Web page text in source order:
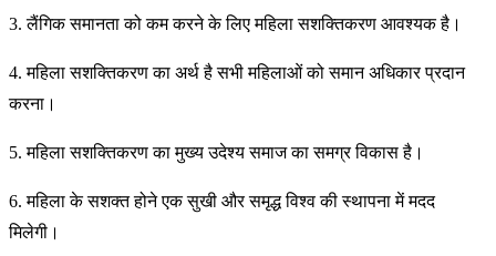
3. लैंगिक समानता को कम करने के लिए महिला सशक्तिकरण आवश्यक है।
4. महिला सशक्तिकरण का अर्थ है सभी महिलाओं को समान अधिकार प्रदान
करना।
5. महिला सशक्तिकरण का मुख्य उदेश्य समाज का समग्र विकास है।
6. महिला के सशक्त होने एक सुखी और समृद्ध विश्व की स्थापना में मदद
मिलेगी।